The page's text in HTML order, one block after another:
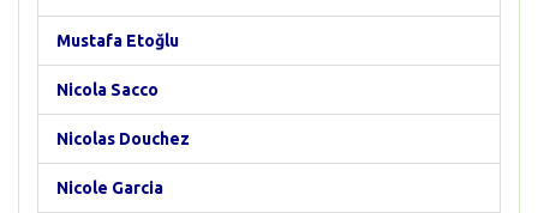
Mustafa Etoğlu
Nicola Sacco
Nicolas Douchez
Nicole Garcia